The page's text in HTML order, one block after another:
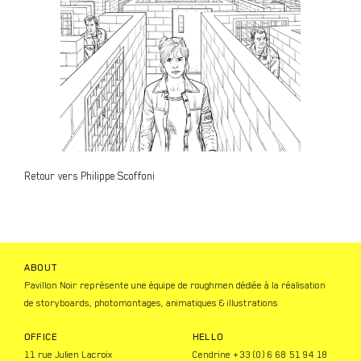
Retour vers Philippe Scoffoni
ABOUT
Pavillon Noir représente une équipe de roughmen dédiée à la réalisation
de storyboards, photomontages, animatiques & illustrations
OFFICE
11 rue Julien Lacroix
HELLO
Cendrine +33 (0) 6 68 51 94 18